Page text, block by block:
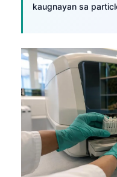
kaugnayan sa